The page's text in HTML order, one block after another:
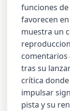
funciones
favorecen
muestra un
comentarios
tras su
crítica
impulsar
pista y su